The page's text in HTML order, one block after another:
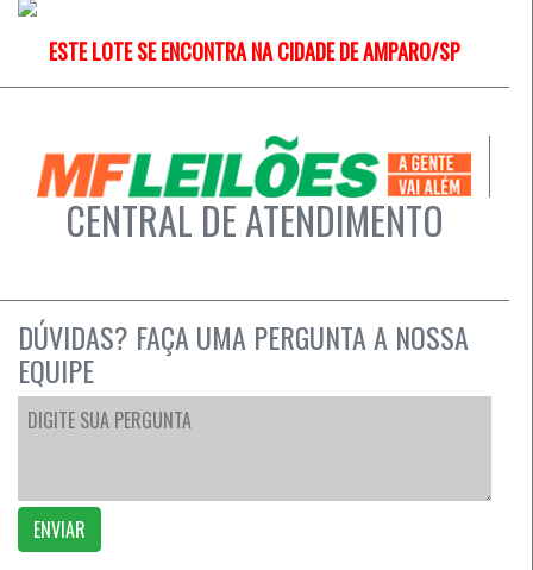
ESTE LOTE SE ENCONTRA NA CIDADE DE AMPARO/SP
CENTRAL DE ATENDIMENTO
DÚVIDAS? FAÇA UMA PERGUNTA A NOSSA
EQUIPE
ENVIAR